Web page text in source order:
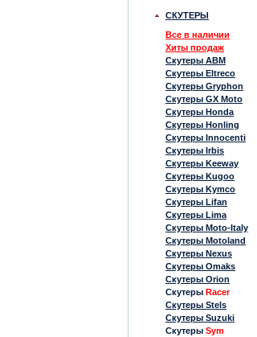
СКУТЕРЫ
Все в наличии
Хиты продаж
Скутеры ABM
Скутеры Eltreco
Скутеры Gryphon
Скутеры GX Moto
Скутеры Honda
Скутеры Honling
Скутеры Innocenti
Скутеры Irbis
Скутеры Keeway
Скутеры Kugoo
Скутеры Kymco
Скутеры Lifan
Скутеры Lima
Скутеры Moto-Italy
Скутеры Motoland
Скутеры Nexus
Скутеры Omaks
Скутеры Orion
Скутеры Racer
Скутеры Stels
Скутеры Suzuki
Скутеры Sym